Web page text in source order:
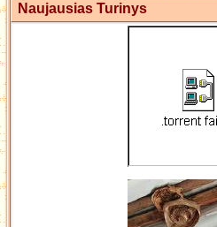
Naujausias Turinys